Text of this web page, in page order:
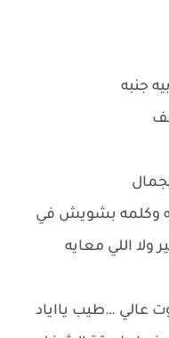
جنبه
وكلمه بشويش في
ولا اللي معايه
عالي …طيب يااياد